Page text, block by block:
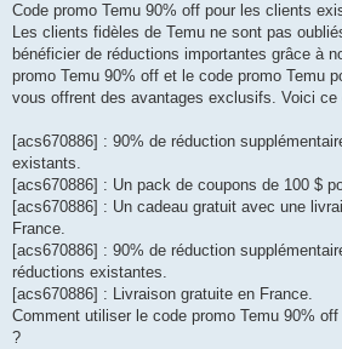
Code promo Temu 90% off pour les clients
Les clients fidèles de Temu ne sont pas
bénéficier de réductions importantes grâce à
promo Temu 90% off et le code promo Temu
vous offrent des avantages exclusifs. Voici
[acs670886] : 90% de réduction
existants.
[acs670886] : Un pack de coupons de 100 $
[acs670886] : Un cadeau gratuit avec une
France.
[acs670886] : 90% de réduction
réductions existantes.
[acs670886] : Livraison gratuite en France.
Comment utiliser le code promo Temu 90%
?